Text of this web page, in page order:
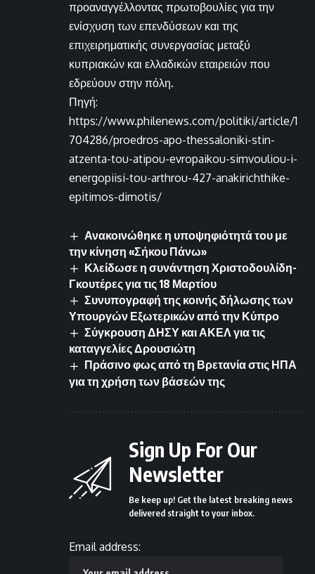
προαναγγέλλοντας πρωτοβουλίες για την
ενίσχυση των επενδύσεων και της
επιχειρηματικής συνεργασίας μεταξύ
κυπριακών και ελλαδικών εταιρειών που
εδρεύουν στην πόλη.
Πηγή:
https://www.philenews.com/politiki/article/1
704286/proedros-apo-thessaloniki-stin-
atzenta-tou-atipou-evropaikou-simvouliou-i-
energopiisi-tou-arthrou-427-anakirichthike-
epitimos-dimotis/
Ανακοινώθηκε η υποψηφιότητά του με
την κίνηση «Σήκου Πάνω»
Κλείδωσε η συνάντηση Χριστοδουλίδη-
Γκουτέρες για τις 18 Μαρτίου
Συνυπογραφή της κοινής δήλωσης των
Υπουργών Εξωτερικών από την Κύπρο
Σύγκρουση ΔΗΣΥ και ΑΚΕΛ για τις
καταγγελίες Δρουσιώτη
Πράσινο φως από τη Βρετανία στις ΗΠΑ
για τη χρήση των βάσεών της
Sign Up For Our
Newsletter
Be keep up! Get the latest breaking news
delivered straight to your inbox.
Email address: